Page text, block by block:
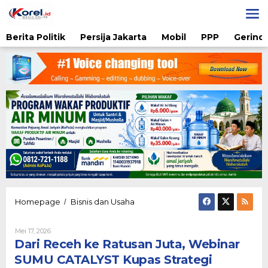
ke
Berita Politik
Persija Jakarta Mobil PPP
Homepage / Bisnis dan Usaha
Juta,
SUMU
Mei 17, 2026Oleh
Shodiq
Permono
Dari Receh ke Ratusan Juta, Webinar
SUMU CATALYST Kupas Strategi